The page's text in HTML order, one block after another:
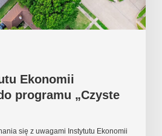
Ekonomii
programu „Czyste
się z uwagami Instytutu Ekonomii